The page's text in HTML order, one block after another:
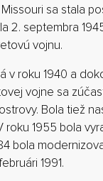
sa stala
2. septembra
vojnu.
v roku 1940 a
vojne sa
Bola tiež
roku 1955 bola
bola
1991.